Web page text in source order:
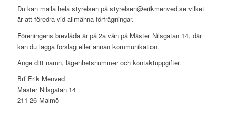
Du kan maila hela styrelsen på styrelsen@erikmenved.se vilket
är att föredra vid allmänna förfrågningar.
Föreningens brevlåda är på 2a vån på Mäster Nilsgatan 14, där
kan du lägga förslag eller annan kommunikation.
Ange ditt namn, lägenhetsnummer och kontaktuppgifter.
Brf Erik Menved
Mäster Nilsgatan 14
211 26 Malmö